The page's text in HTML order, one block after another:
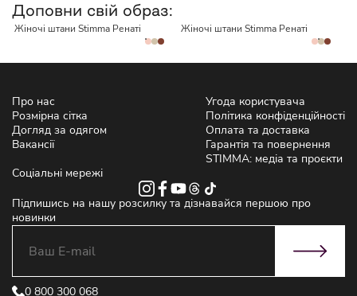
Доповни свій образ:
НЕМАЄ В НАЯВНОСТІ
Жіночі штани Stimma Ренаті Жіночі штани Stimma Ренаті
Про нас
Розмірна сітка
Догляд за одягом
Вакансії
Угода користувача
Політика конфіденційності
Оплата та доставка
Гарантія та повернення
STIMMA: медіа та проєкти
Соціальні мережі
Підпишись на нашу розсилку та дізнавайся першою про
новинки
0 800 300 068